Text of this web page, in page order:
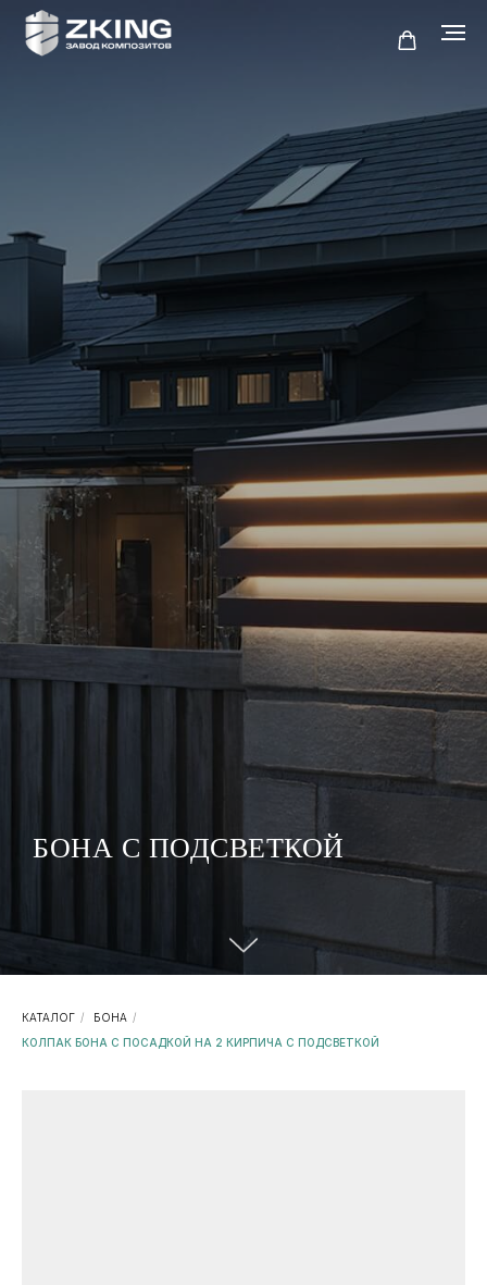
БОНА С ПОДСВЕТКОЙ
КАТАЛОГ / БОНА /
КОЛПАК БОНА С ПОСАДКОЙ НА 2 КИРПИЧА С ПОДСВЕТКОЙ